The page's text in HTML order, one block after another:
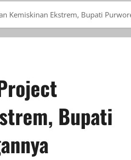
Kemiskinan Ekstrem, Bupati
Bupati